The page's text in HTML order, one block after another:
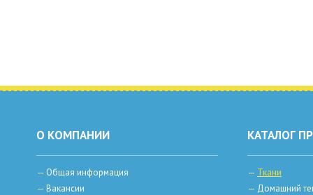
О КОМПАНИИ
— Общая информация
— Вакансии
КАТАЛОГ
— Ткани
— Домашний